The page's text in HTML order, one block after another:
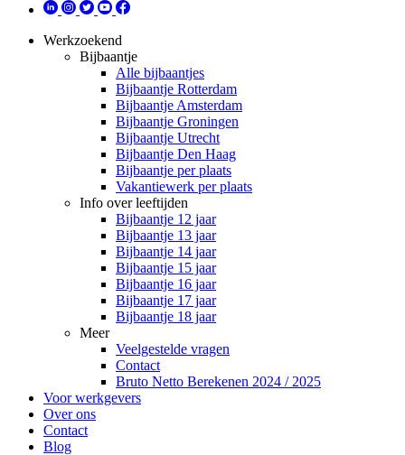
Werkzoekend
Bijbaantje
Alle bijbaantjes
Bijbaantje Rotterdam
Bijbaantje Amsterdam
Bijbaantje Groningen
Bijbaantje Utrecht
Bijbaantje Den Haag
Bijbaantje per plaats
Vakantiewerk per plaats
Info over leeftijden
Bijbaantje 12 jaar
Bijbaantje 13 jaar
Bijbaantje 14 jaar
Bijbaantje 15 jaar
Bijbaantje 16 jaar
Bijbaantje 17 jaar
Bijbaantje 18 jaar
Meer
Veelgestelde vragen
Contact
Bruto Netto Berekenen 2024 / 2025
Voor werkgevers
Over ons
Contact
Blog